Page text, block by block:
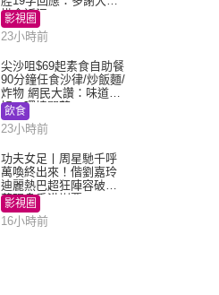
掛念近況
影視圈
23小時前
尖沙咀$69起素食自助餐
90分鐘任食沙律/炒飯麵/
炸物 網民大讚：味道
好，環境闊落
飲食
23小時前
功夫女足丨周星馳千呼
萬喚終出來！偕劉嘉玲
迪麗熱巴超狂陣容破天
荒現身香港謝票
影視圈
16小時前